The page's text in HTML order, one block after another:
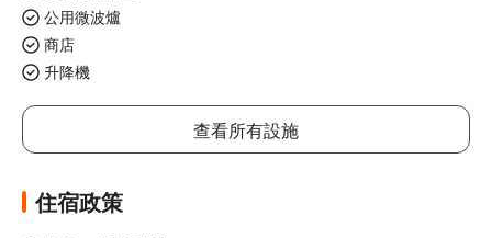
公用微波爐
商店
升降機
查看所有設施
住宿政策